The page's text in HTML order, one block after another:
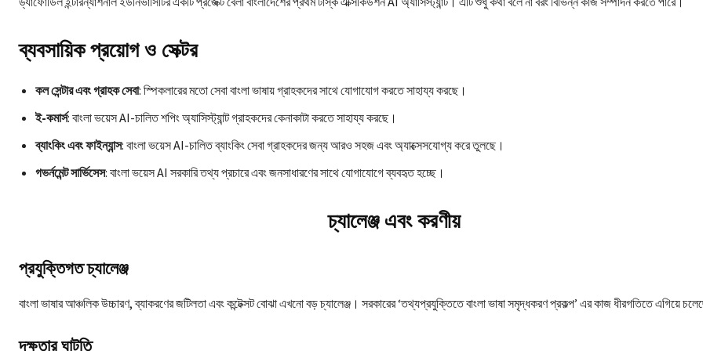
ব্যবসায়িক প্রয়োগ ও সেক্টর
কল সেন্টার এবং গ্রাহক সেবা: স্পিকলারের মতো সেবা বাংলা ভাষায় গ্রাহকদের সাথে যোগাযোগ করতে সাহায্য করছে।
ই-কমার্স: বাংলা ভয়েস AI-চালিত শপিং অ্যাসিস্ট্যান্ট গ্রাহকদের কেনাকাটা করতে সাহায্য করছে।
ব্যাংকিং এবং ফাইন্যান্স: বাংলা ভয়েস AI-চালিত ব্যাংকিং সেবা গ্রাহকদের জন্য আরও সহজ এবং অ্যাক্সেসযোগ্য করে তুলছে।
গভর্নমেন্ট সার্ভিসেস: বাংলা ভয়েস AI সরকারি তথ্য প্রচারে এবং জনসাধারণের সাথে যোগাযোগে ব্যবহৃত হচ্ছে।
চ্যালেঞ্জ এবং করণীয়
প্রযুক্তিগত চ্যালেঞ্জ
বাংলা ভাষার আঞ্চলিক উচ্চারণ, ব্যাকরণের জটিলতা এবং কন্টেক্সট বোঝা এখনো বড় চ্যালেঞ্জ। সরকারের ‘তথ্যপ্রযুক্তিতে বাংলা ভাষা সমৃদ্ধকরণ প্রকল্প’ এর কাজ ধীরগতিতে এগিয়ে
দক্ষতার ঘাটতি